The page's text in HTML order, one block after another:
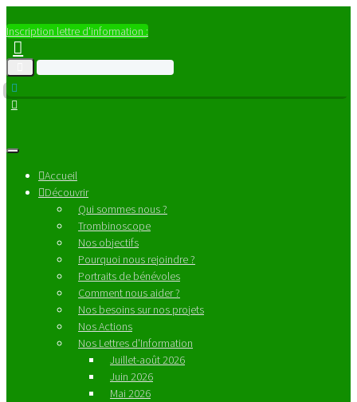
Inscription lettre d'information :
Accueil
Découvrir
Qui sommes nous ?
Trombinoscope
Nos objectifs
Pourquoi nous rejoindre ?
Portraits de bénévoles
Comment nous aider ?
Nos besoins sur nos projets
Nos Actions
Nos Lettres d'Information
Juillet-août 2026
Juin 2026
Mai 2026